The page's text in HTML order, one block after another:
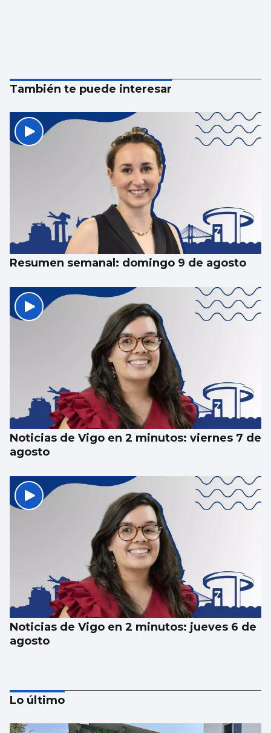
También te puede interesar
Resumen semanal: domingo 9 de agosto
Noticias de Vigo en 2 minutos: viernes 7 de
agosto
Noticias de Vigo en 2 minutos: jueves 6 de
agosto
Lo último